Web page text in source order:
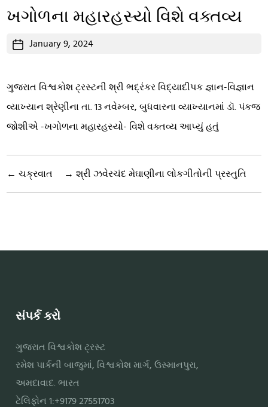
ખગોળના મહારહસ્યો વિશે વક્તવ્ય
Post January 9, 2024
ગુજરાત વિશ્વકોશ ટ્રસ્ટની શ્રી ભદ્રંકર વિદ્યાદીપક જ્ઞાન-વિજ્ઞાન
વ્યાખ્યાન શ્રેણીના તા. 13 નવેમ્બર, બુધવારના વ્યાખ્યાનમાં ડૉ. પંકજ
જોશીએ -ખગોળના મહારહસ્યો- વિશે વક્તવ્ય આપ્યું હતું
← ચક્રવાત → શ્રી ઝવેરચંદ મેઘાણીના લોકગીતોની પ્રસ્તુતિ
સંપર્ક કરો
ગુજરાત વિશ્વકોશ ટ્રસ્ટ
રમેશ પાર્કની બાજુમાં, વિશ્વકોશ માર્ગ, ઉસ્માનપુરા,
અમદાવાદ. ભારત
ટેલિફોન 1:+9179 27551703